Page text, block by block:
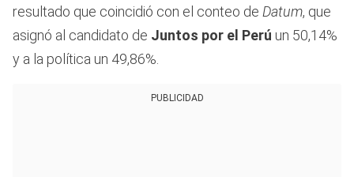
resultado que coincidió con el conteo de Datum, que
asignó al candidato de Juntos por el Perú un 50,14%
y a la política un 49,86%.
PUBLICIDAD